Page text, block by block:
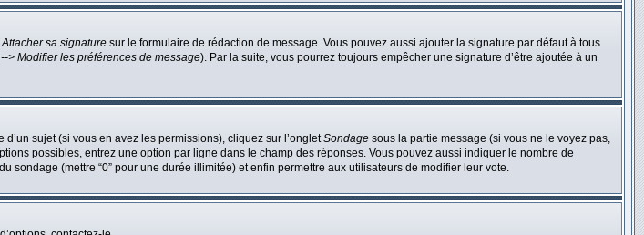
Attacher sa signature sur le formulaire de rédaction de message. Vous pouvez aussi ajouter la signature par défaut à tous
> Modifier les préférences de message). Par la suite, vous pourrez toujours empêcher une signature d’être ajoutée à un
sujet (si vous en avez les permissions), cliquez sur l’ongletSondage sous la partie message (si vous ne le voyez pas,
possibles, entrez une option par ligne dans le champ des réponses. Vous pouvez aussi indiquer le nombre de
sondage (mettre “0” pour une durée illimitée) et enfin permettre aux utilisateurs de modifier leur vote.